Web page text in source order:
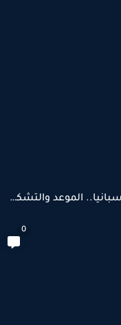
تشكيل منتخب إسبانيا وبلجيكا المتوقع في كأس العالم 2026